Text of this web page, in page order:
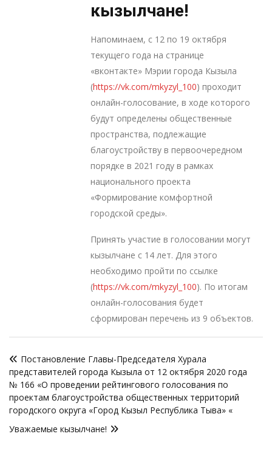
кызылчане!
Напоминаем, с 12 по 19 октября
текущего года на странице
«вконтакте» Мэрии города Кызыла
(https://vk.com/mkyzyl_100) проходит
онлайн-голосование, в ходе которого
будут определены общественные
пространства, подлежащие
благоустройству в первоочередном
порядке в 2021 году в рамках
национального проекта
«Формирование комфортной
городской среды».
Принять участие в голосовании могут
кызылчане с 14 лет. Для этого
необходимо пройти по ссылке
(https://vk.com/mkyzyl_100). По итогам
онлайн-голосования будет
сформирован перечень из 9 объектов.
по
записям
Постановление Главы-Председателя Хурала
представителей города Кызыла от 12 октября 2020 года
№ 166 «О проведении рейтингового голосования по
проектам благоустройства общественных территорий
городского округа «Город Кызыл Республика Тыва» «
Уважаемые кызылчане!